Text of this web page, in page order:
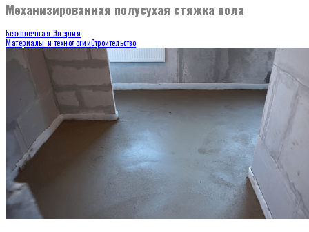
Механизированная полусухая стяжка пола
Бесконечная Энергия
Материалы и технологииСтроительство